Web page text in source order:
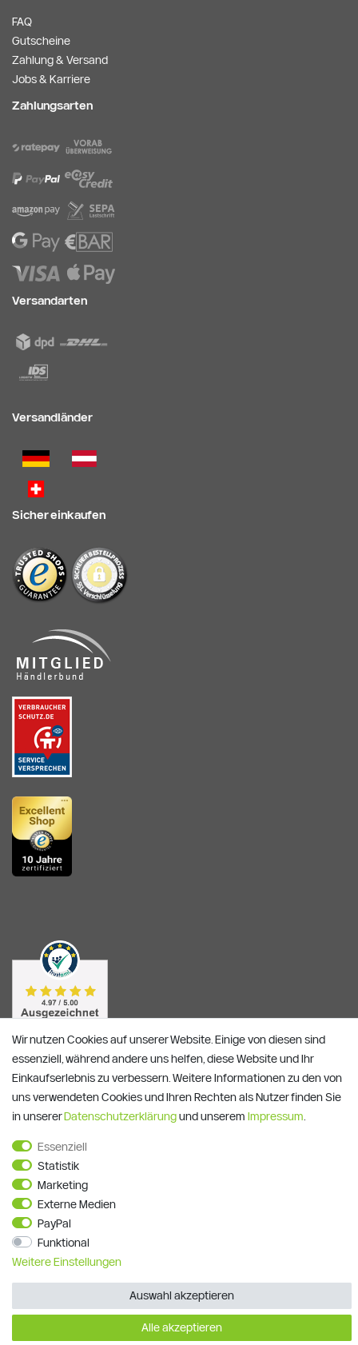
FAQ
Gutscheine
Zahlung & Versand
Jobs & Karriere
Zahlungsarten
Versandarten
Versandländer
Sicher einkaufen
© Copyright 2026 | Alle Rechte vorbehalten.
Wir nutzen Cookies auf unserer Website. Einige von diesen sind
essenziell, während andere uns helfen, diese Website und Ihr
Einkaufserlebnis zu verbessern. Weitere Informationen zu den von
uns verwendeten Cookies und Ihren Rechten als Nutzer finden Sie
in unsererDaten­schutz­erklärungund unserem Impressum
Essenziell
Statistik
Marketing
Externe Medien
PayPal
Funktional
Weitere Einstellungen
Alle akzeptieren
Auswahl akzeptieren